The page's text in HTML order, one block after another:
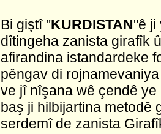
Bi giştî "KURDISTAN"ê ji
dîtingeha zanista girafîk
afirandina istandardeke
pêngav di
ve jî nîşana wê çendê ye
baş ji hilbijartina metodê
serdemî de zanista